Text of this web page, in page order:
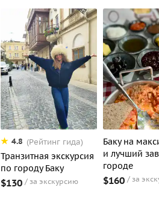
4.8 (Рейтинг гида)
Транзитная экскурсия
по городу Баку
$130 за экскурсию
Баку на
и лучший
городе
$160 за